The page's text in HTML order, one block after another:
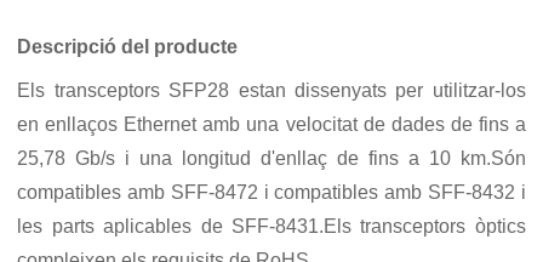
Descripció del producte
Els transceptors SFP28 estan dissenyats per utilitzar-los
en enllaços Ethernet amb una velocitat de dades de fins a
25,78 Gb/s i una longitud d'enllaç de fins a 10 km.Són
compatibles amb SFF-8472 i compatibles amb SFF-8432 i
les parts aplicables de SFF-8431.Els transceptors òptics